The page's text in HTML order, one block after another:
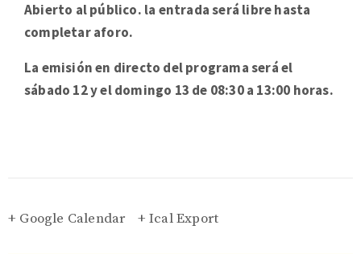
Abierto al público. la entrada será libre hasta
completar aforo.
La emisión en directo del programa será el
sábado 12 y el domingo 13 de 08:30 a 13:00 horas.
+ Google Calendar + Ical Export